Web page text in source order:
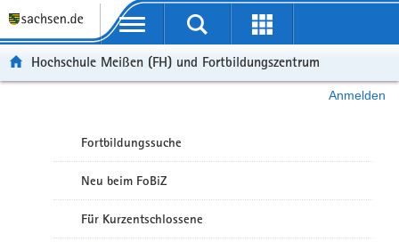
Portalübergreifende Navigation
Hochschule Meißen (FH) und Fortbildungszentrum
Anmelden
Fortbildungssuche
Neu beim FoBiZ
Für Kurzentschlossene